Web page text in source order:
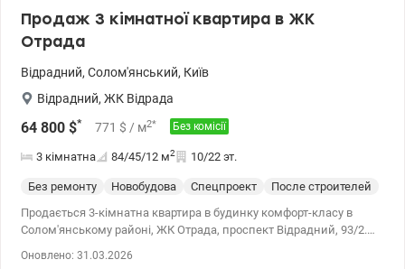
Продаж 3 кімнатної квартира в ЖК
Отрада
Відрадний, Солом'янський, Київ
Відрадний, ЖК Відрада
64 800 $* 771 $ / м2* Без комісії
3 кімнатна 84/45/12 м2 10/22 эт.
Без ремонту Новобудова Спецпроект
После строителей
Продається 3-кімнатна квартира в будинку комфорт-класу в
Солом'янському районі, ЖК Отрада, проспект Відрадний, 93/2.
Оновлено: 31.03.2026